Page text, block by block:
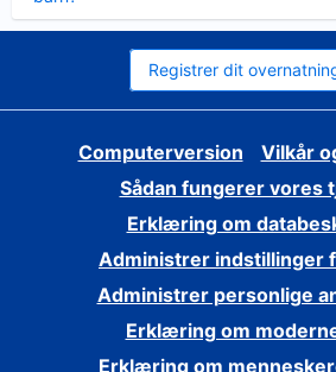
Registrer dit
Computerversion
Vilkår
Sådan fungerer vores
Erklæring om
Administrer indstillinger
Administrer personlige
Erklæring om
Erklæring om